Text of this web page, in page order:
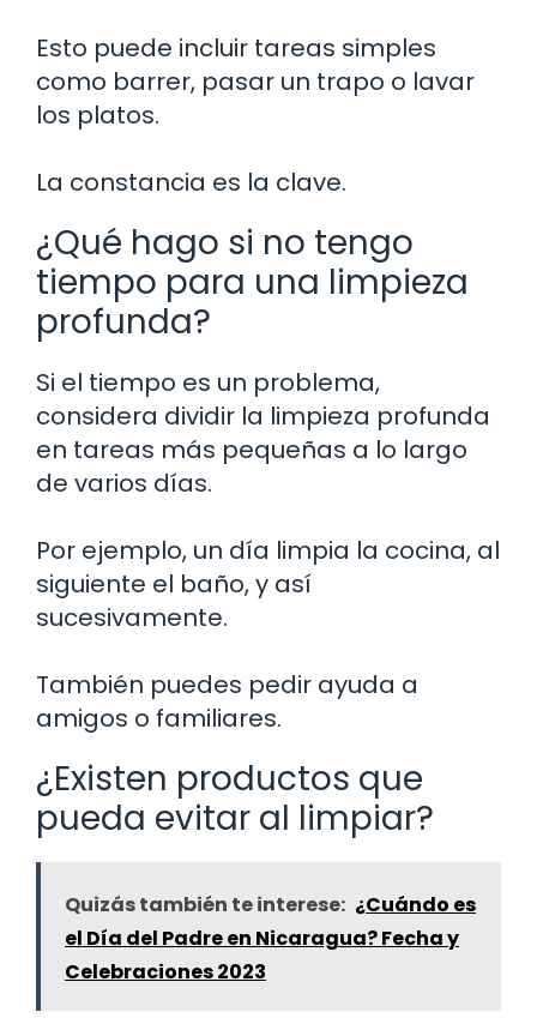
Esto puede incluir tareas simples
como barrer, pasar un trapo o lavar
los platos.
La constancia es la clave.
¿Qué hago si no tengo
tiempo para una limpieza
profunda?
Si el tiempo es un problema,
considera dividir la limpieza profunda
en tareas más pequeñas a lo largo
de varios días.
Por ejemplo, un día limpia la cocina, al
siguiente el baño, y así
sucesivamente.
También puedes pedir ayuda a
amigos o familiares.
¿Existen productos que
pueda evitar al limpiar?
Quizás también te interese: ¿Cuándo es
el Día del Padre en Nicaragua? Fecha y
Celebraciones 2023